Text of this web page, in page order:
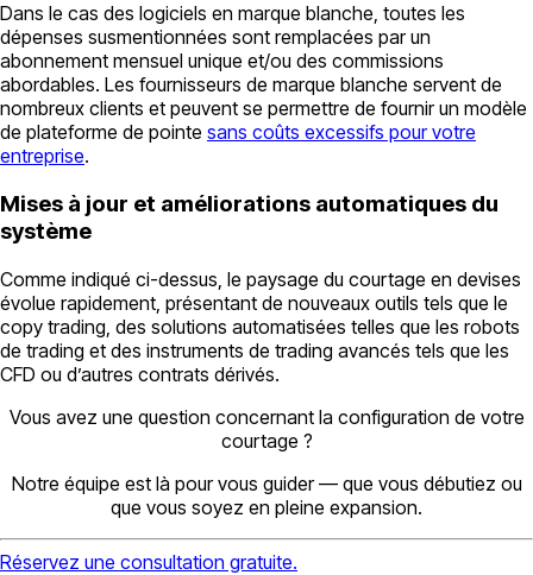
Dans le cas des logiciels en marque blanche, toutes les
dépenses susmentionnées sont remplacées par un
abonnement mensuel unique et/ou des commissions
abordables. Les fournisseurs de marque blanche servent de
nombreux clients et peuvent se permettre de fournir un modèle
de plateforme de pointe sans coûts excessifs pour votre
entreprise.
Mises à jour et améliorations automatiques du
système
Comme indiqué ci-dessus, le paysage du courtage en devises
évolue rapidement, présentant de nouveaux outils tels que le
copy trading, des solutions automatisées telles que les robots
de trading et des instruments de trading avancés tels que les
CFD ou d’autres contrats dérivés.
Vous avez une question concernant la configuration de votre
courtage ?
Notre équipe est là pour vous guider — que vous débutiez ou
que vous soyez en pleine expansion.
Réservez une consultation gratuite.